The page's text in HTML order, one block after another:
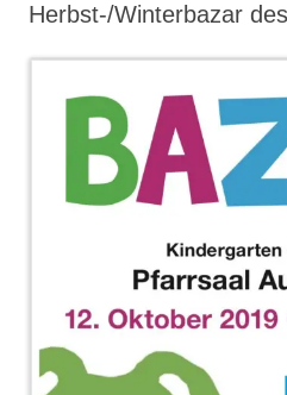
Herbst-/Winterbazar